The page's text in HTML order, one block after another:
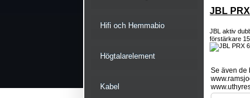
Hifi och Hemmabio
Högtalarelement
Kabel
JBL
JBL aktiv
förstärkare
Se även de